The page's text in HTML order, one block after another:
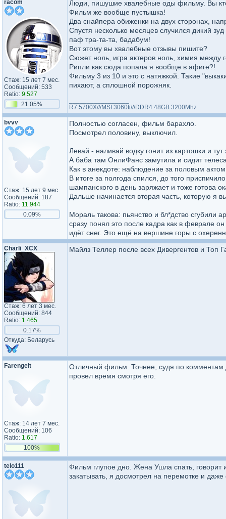
racom
Стаж: 15 лет 7 мес.
Сообщений: 533
Ratio: 9.527
21.05%
Люди, пишушие хвалебные оды фильму. Вы
Фильм же вообще пустышка!
Два снайпера обиженки на двух сторонах,
Спустя несколько месяцев случился дикий
паф тра-та-та, бадабум!
Вот этому вы хвалебные отзывы пишите?
Сюжет ноль, игра актеров ноль, химия между
Рипли как сюда попала я вообще в афиге?!
Фильму 3 из 10 и это с натяжкой. Такие
пихают, а сплошной порожняк.
R7 5700X///MSI 3060ti///DDR4 48GB 3200Mhz
bvvv
Стаж: 15 лет 9 мес.
Сообщений: 187
Ratio: 11.944
0.09%
Полностью согласен, фильм барахло.
Посмотрел половину, выключил.
Левай - наливай водку гонит из картошки и
А баба там ОнлиФанс замутила и сидит
Как в анекдоте: наблюдение за половым
В итоге за полгода спился, до того
шампанского в день заряжает и тоже готова
Дальше начинается вторая часть, которую я
Мораль такова: пьянство и бл*дство сгубили
сразу понял это после кадра как в феврале
идёт снег. Это ещё на вершине горы с
Charli_XCX
Стаж: 6 лет 3 мес.
Сообщений: 844
Ratio: 1.465
0.17%
Откуда: Беларусь
Майлз Теллер после всех Дивергентов и Топ
Farengeit
Стаж: 14 лет 7 мес.
Сообщений: 106
Ratio: 1.617
100%
Отличный фильм. Точнее, судя по комментам
провел время смотря его.
telo111
Фильм глупое дно. Жена Ушла спать, говорит
закатывать, я досмотрел на перемотке и